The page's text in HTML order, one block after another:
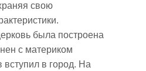
свою
была построена
с материком
вступил в город. На